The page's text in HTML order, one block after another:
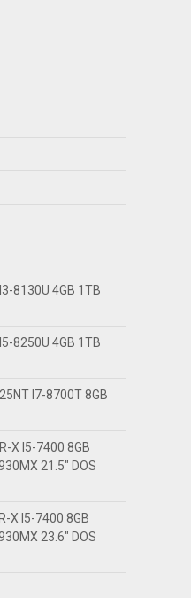
8130U 4GB 1TB
8250U 4GB 1TB
I7-8700T 8GB
X I5-7400 8GB
21.5″ DOS
X I5-7400 8GB
23.6″ DOS